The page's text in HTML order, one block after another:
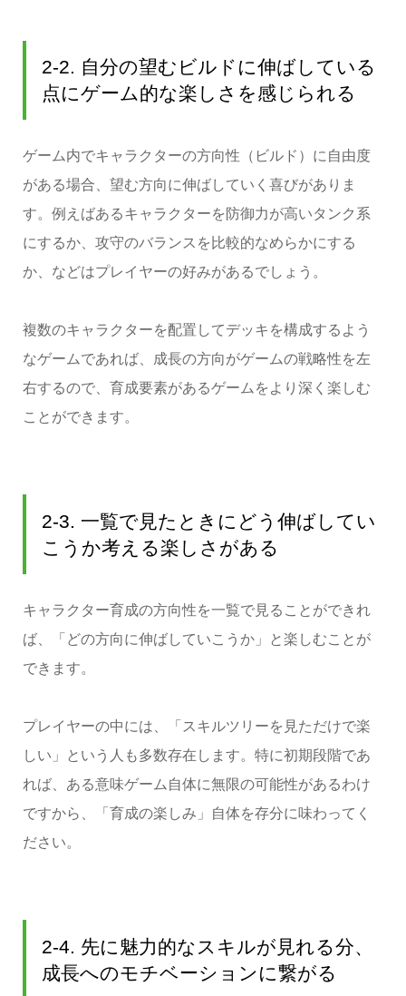
2-2. 自分の望むビルドに伸ばしている
点にゲーム的な楽しさを感じられる
ゲーム内でキャラクターの方向性（ビルド）に自由度
がある場合、望む方向に伸ばしていく喜びがありま
す。例えばあるキャラクターを防御力が高いタンク系
にするか、攻守のバランスを比較的なめらかにする
か、などはプレイヤーの好みがあるでしょう。
複数のキャラクターを配置してデッキを構成するよう
なゲームであれば、成長の方向がゲームの戦略性を左
右するので、育成要素があるゲームをより深く楽しむ
ことができます。
2-3. 一覧で見たときにどう伸ばしてい
こうか考える楽しさがある
キャラクター育成の方向性を一覧で見ることができれ
ば、「どの方向に伸ばしていこうか」と楽しむことが
できます。
プレイヤーの中には、「スキルツリーを見ただけで楽
しい」という人も多数存在します。特に初期段階であ
れば、ある意味ゲーム自体に無限の可能性があるわけ
ですから、「育成の楽しみ」自体を存分に味わってく
ださい。
2-4. 先に魅力的なスキルが見れる分、
成長へのモチベーションに繋がる